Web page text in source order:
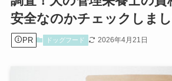
安全なのかチェックしま
PR ドッグフード 2026年4月21日